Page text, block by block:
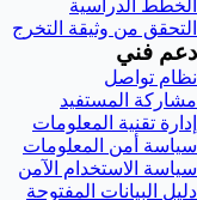
الخطط الدراسية
التحقق من وثيقة التخرج
دعم فني
نظام تواصل
مشاركة المستفيد
إدارة تقنية المعلومات
سياسة أمن المعلومات
سياسة الاستخدام الآمن
دليل البيانات المفتوحة